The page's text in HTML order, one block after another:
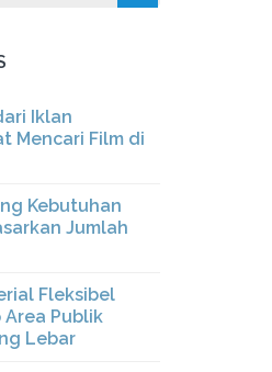
Iklan
Mencari Film di
Kebutuhan
Jumlah
Fleksibel
Publik
Lebar